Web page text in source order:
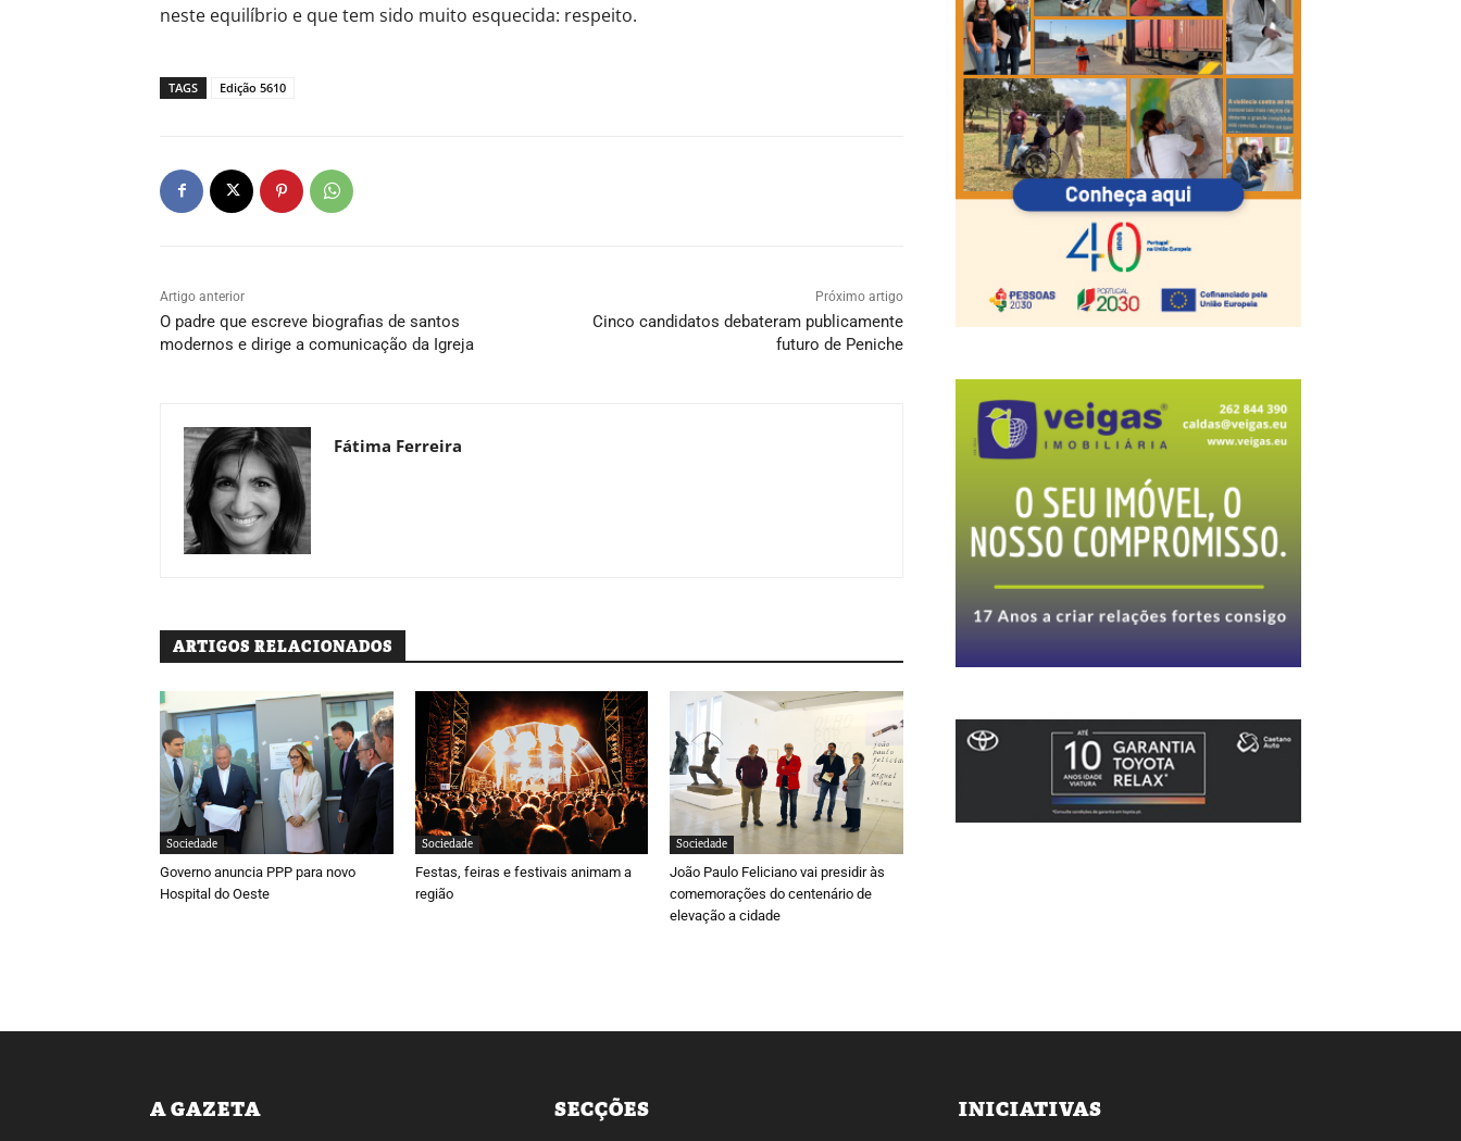
neste equilíbrio e que tem sido muito esquecida: respeito.
TAGS Edição 5610
Artigo anterior
O padre que escreve biografias de santos
modernos e dirige a comunicação da Igreja
Próximo artigo
Cinco candidatos debateram publicamente
futuro de Peniche
Fátima Ferreira
ARTIGOS RELACIONADOS
Sociedade
Governo anuncia PPP para novo
Hospital do Oeste
Sociedade
Festas, feiras e festivais animam a
região
Sociedade
João Paulo Feliciano vai presidir às
comemorações do centenário de
elevação a cidade
A GAZETA SECÇÕES INICIATIVAS